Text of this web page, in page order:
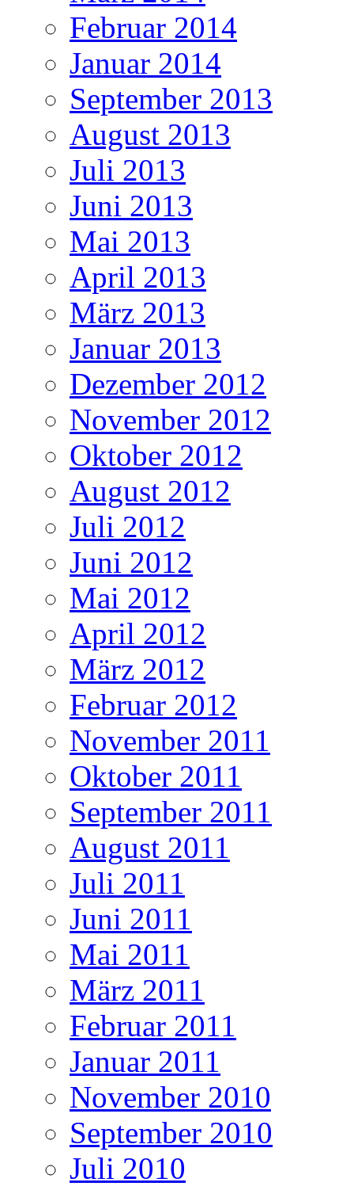
Februar 2014
Januar 2014
September 2013
August 2013
Juli 2013
Juni 2013
Mai 2013
April 2013
März 2013
Januar 2013
Dezember 2012
November 2012
Oktober 2012
August 2012
Juli 2012
Juni 2012
Mai 2012
April 2012
März 2012
Februar 2012
November 2011
Oktober 2011
September 2011
August 2011
Juli 2011
Juni 2011
Mai 2011
März 2011
Februar 2011
Januar 2011
November 2010
September 2010
Juli 2010